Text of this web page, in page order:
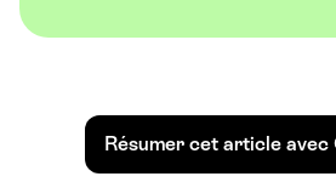
Résumer cet article avec